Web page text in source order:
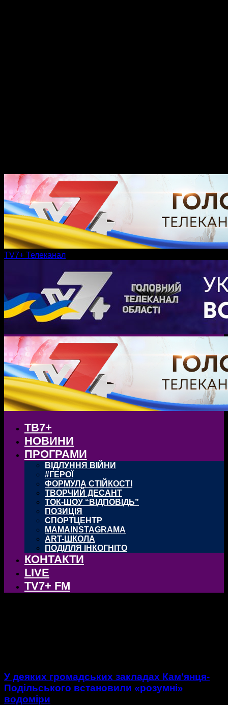
TV7+ Телеканал
ТВ7+
НОВИНИ
ПРОГРАМИ
ВІДЛУННЯ ВІЙНИ
#ГЕРОЇ
ФОРМУЛА СТІЙКОСТІ
ТВОРЧИЙ ДЕСАНТ
ТОК-ШОУ “ВІДПОВІДЬ”
ПОЗИЦІЯ
СПОРТЦЕНТР
MAMAINSTAGRAMA
ART-ШКОЛА
ПОДІЛЛЯ ІНКОГНІТО
КОНТАКТИ
LIVE
TV7+ FM
У деяких громадських закладах Кам’янця-
Подільського встановили «розумні»
водоміри